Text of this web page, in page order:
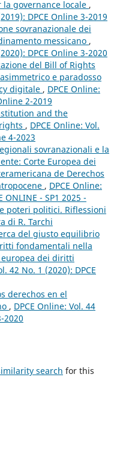
la governance locale ,
DPCE Online 3-2019
sovranazionale dei
messicano ,
DPCE Online 3-2020
del Bill of Rights
e paradosso
digitale , DPCE Online:
2-2019
and the
, DPCE Online: Vol.
4-2023
sovranazionali e la
Corte Europea dei
de Derechos
, DPCE Online:
ONLINE - SP1 2025 -
poteri politici. Riflessioni
di R. Tarchi
del giusto equilibrio
fondamentali nella
dei diritti
42 No. 1 (2020): DPCE
derechos en el
, DPCE Online: Vol. 44
2020
search for this